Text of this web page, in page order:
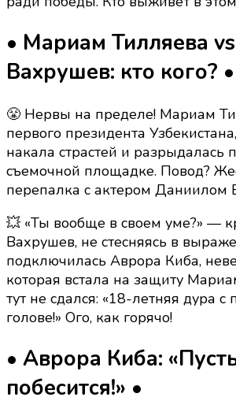
миллионы
кону!
• Мариам Тилляева
Вахрушев: кто кого? •
😤 Нервы на пределе! Мариам
первого президента
накала страстей и разрыдалась
съемочной площадке. Повод?
перепалка с актером Даниилом
💥 «Ты вообще в своем уме?» —
Вахрушев, не стесняясь в
подключилась Аврора Киба,
которая встала на защиту
тут не сдался: «18-летняя дура
голове!» Ого, как горячо!
• Аврора Киба:
побесится!» •